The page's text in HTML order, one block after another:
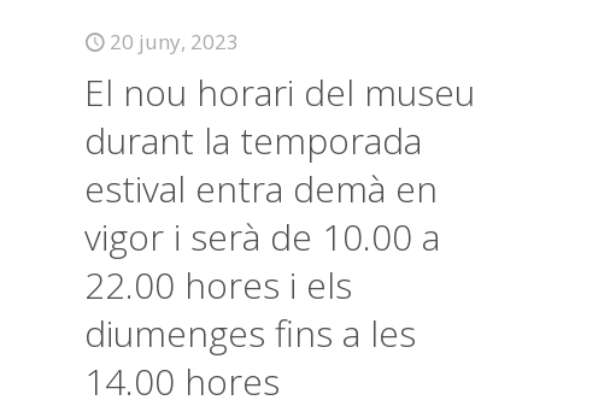
20 juny, 2023
El nou horari del museu
durant la temporada
estival entra demà en
vigor i serà de 10.00 a
22.00 hores i els
diumenges fins a les
14.00 hores